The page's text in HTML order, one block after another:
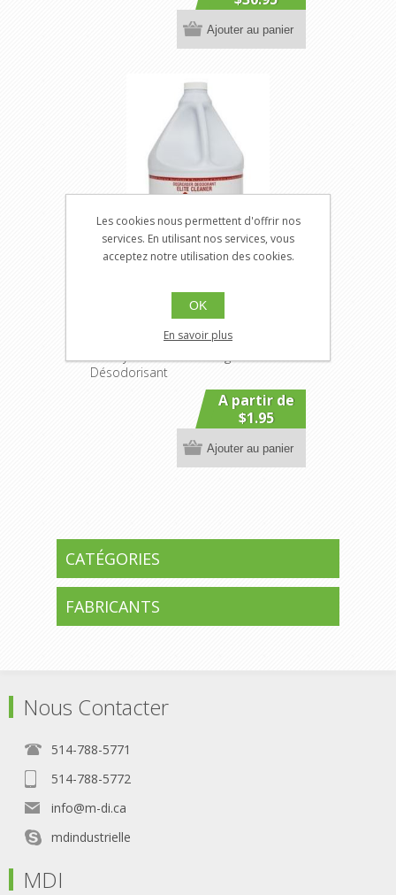
Ajouter au panier
iNO chef 2
SNINO-CH2
Nettoyant Élite Dégraissant et
Désodorisant
A partir de
$1.95
Ajouter au panier
CATÉGORIES
FABRICANTS
Nous Contacter
514-788-5771
514-788-5772
info@m-di.ca
mdindustrielle
MDI
Les cookies nous permettent d'offrir nos
services. En utilisant nos services, vous
acceptez notre utilisation des cookies.
OK
En savoir plus